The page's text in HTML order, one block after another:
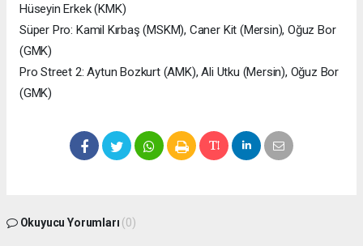
Hüseyin Erkek (KMK)
Süper Pro: Kamil Kırbaş (MSKM), Caner Kit (Mersin), Oğuz Bor
(GMK)
Pro Street 2: Aytun Bozkurt (AMK), Ali Utku (Mersin), Oğuz Bor
(GMK)
Okuyucu Yorumları (0)